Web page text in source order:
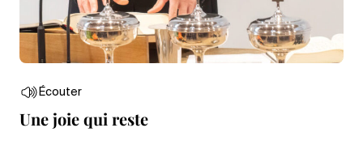
Écouter
Une joie qui reste